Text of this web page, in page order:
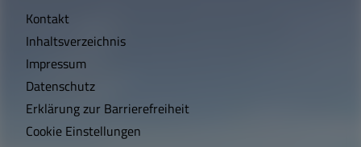
c
h
t
i
Kontakt
Inhaltsverzeichnis
Impressum
Datenschutz
Erklärung zur Barrierefreiheit
Cookie Einstellungen